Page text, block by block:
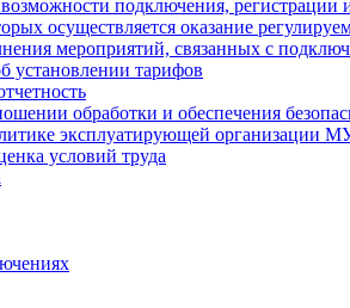
подключения, регистрации
осуществляется оказание
мероприятий, связанных с
установлении тарифов
обработки и обеспечения
эксплуатирующей организации
условий труда